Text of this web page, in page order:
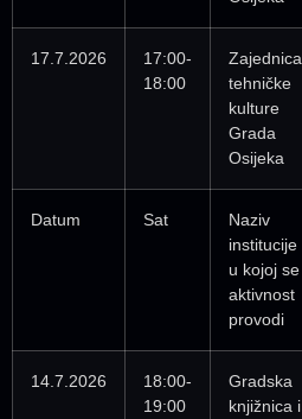
17.7.2026
17:00-
18:00
Zajednica
tehničke
kulture
Grada
Osijeka
Datum Sat
Naziv
institucije
u kojoj se
aktivnost
provodi
14.7.2026
18:00-
19:00
Gradska
knjižnica i